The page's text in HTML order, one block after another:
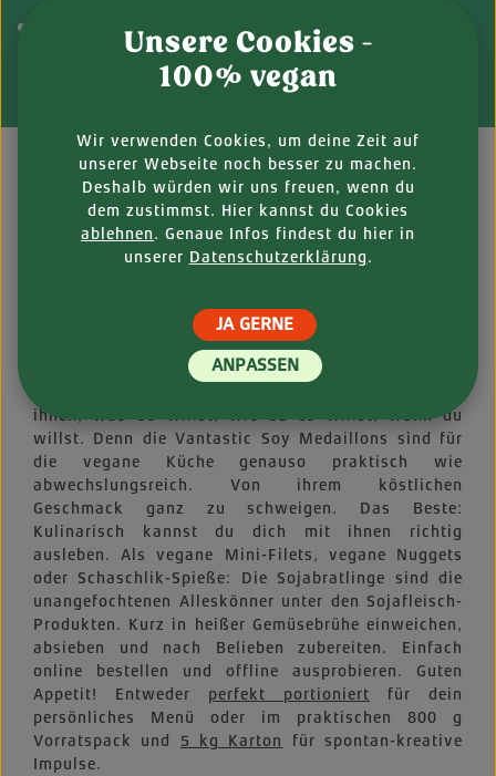
Ohne Geschmacksverstärker
Lange haltbar
BESCHREIBUNG
Kleine Sojabratlinge für alle Fälle
Klein, fein und zu allem bereit. Dürfen wir
vorstellen: die köstlichen Kernstücke für dein
veganes Menü. Mariniere oder paniere sie, wirf sie
ihnen, was du willst, wie du es willst, wann du
willst. Denn die Vantastic Soy Medaillons sind für
die vegane Küche genauso praktisch wie
abwechslungsreich. Von ihrem köstlichen
Geschmack ganz zu schweigen. Das Beste:
Kulinarisch kannst du dich mit ihnen richtig
ausleben. Als vegane Mini-Filets, vegane Nuggets
oder Schaschlik-Spieße: Die Sojabratlinge sind die
unangefochtenen Alleskönner unter den Sojafleisch-
Produkten. Kurz in heißer Gemüsebrühe einweichen,
absieben und nach Belieben zubereiten. Einfach
online bestellen und offline ausprobieren. Guten
Appetit! Entweder perfekt portioniert für dein
persönliches Menü oder im praktischen 800 g
Vorratspack und 5 kg Karton
für spontan-kreative
Impulse.
Unsere Cookies -
100% vegan
Wir verwenden Cookies, um deine Zeit auf
unserer Webseite noch besser zu machen.
Deshalb würden wir uns freuen, wenn du
dem zustimmst. Hier kannst du Cookies
ablehnen. Genaue Infos findest du hier in
unserer Datenschutzerklärung.
ANPASSEN
JA GERNE